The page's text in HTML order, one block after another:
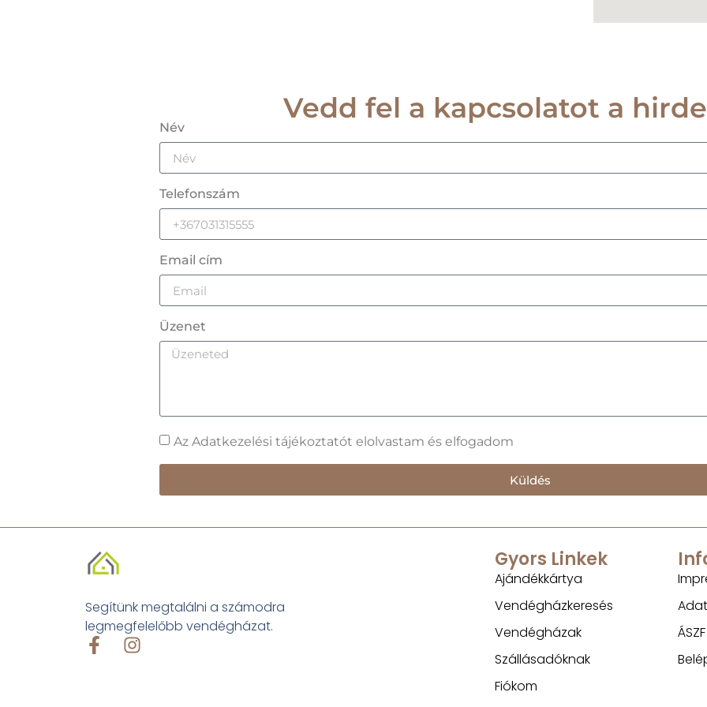
Vedd fel a kapcsolatot a
Név
Telefonszám
Email cím
Üzenet
Az Adatkezelési tájékoztatót elolvastam és elfogadom
Küldés
Segítünk megtalálni a számodra
legmegfelelőbb vendégházat.
Gyors Linkek
Ajándékkártya
Vendégházkeresés
Vendégházak
Szállásadóknak
Fiókom
ÁSZF